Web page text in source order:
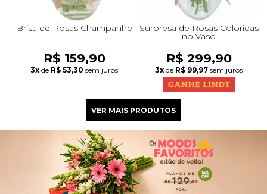
Brisa de Rosas Champanhe
R$ 159,90
3x de R$ 53,30 sem juros
Surpresa de Rosas Coloridas
no Vaso
R$ 299,90
3x de R$ 99,97 sem juros